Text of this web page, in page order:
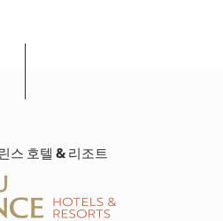
스 호텔 & 리조트